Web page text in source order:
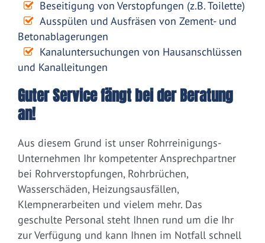
Beseitigung von Verstopfungen (z.B. Toilette)
Ausspülen und Ausfräsen von Zement- und
Betonablagerungen
Kanaluntersuchungen von Hausanschlüssen
und Kanalleitungen
Guter Service fängt bei der Beratung
an!
Aus diesem Grund ist unser Rohrreinigungs-
Unternehmen Ihr kompetenter Ansprechpartner
bei Rohrverstopfungen, Rohrbrüchen,
Wasserschäden, Heizungsausfällen,
Klempnerarbeiten und vielem mehr. Das
geschulte Personal steht Ihnen rund um die Ihr
zur Verfügung und kann Ihnen im Notfall schnell